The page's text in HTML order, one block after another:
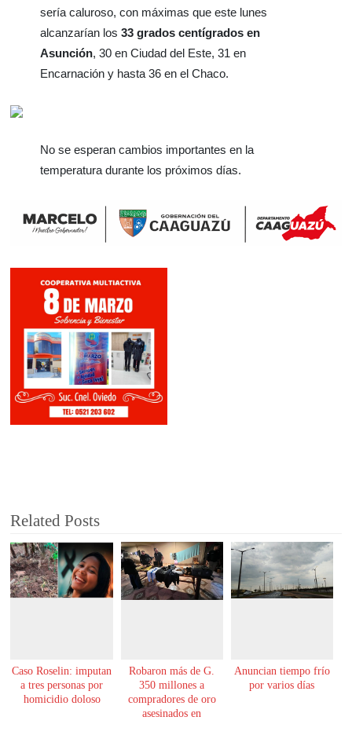
sería caluroso, con máximas que este lunes
alcanzarían los 33 grados centígrados en
Asunción, 30 en Ciudad del Este, 31 en
Encarnación y hasta 36 en el Chaco.
No se esperan cambios importantes en la
temperatura durante los próximos días.
Related Posts
Caso Roselin: imputan
a tres personas por
homicidio doloso
Robaron más de G.
350 millones a
compradores de oro
asesinados en
Anuncian tiempo frío
por varios días